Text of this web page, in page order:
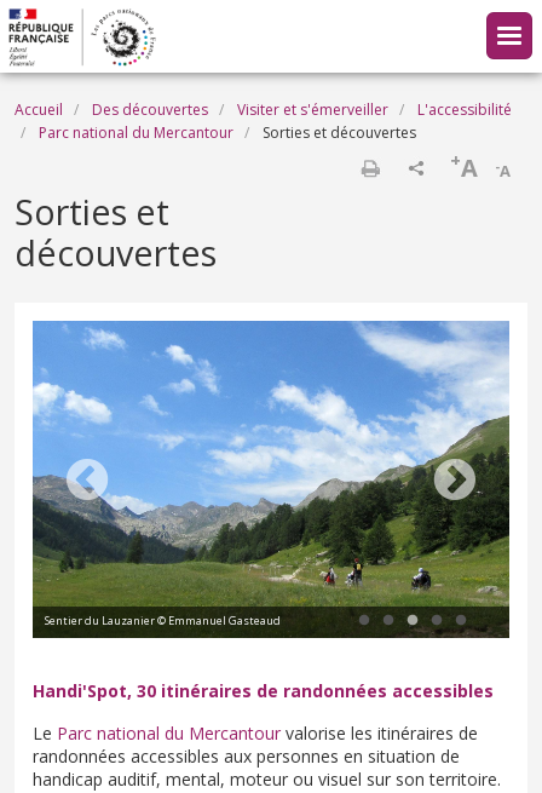
Aller au contenu principal
Fil d'Ariane
Accueil Des découvertes Visiter et s'émerveiller
L'accessibilité
Parc national du Mercantour
Sorties et découvertes
-A
+A
Sorties et
découvertes
Sentier du Lauzanier © Emmanuel Gasteaud
Handi'Spot, 30 itinéraires de randonnées accessibles
Le Parc national du Mercantour valorise les itinéraires de
randonnées accessibles aux personnes en situation de
handicap auditif, mental, moteur ou visuel sur son territoire.